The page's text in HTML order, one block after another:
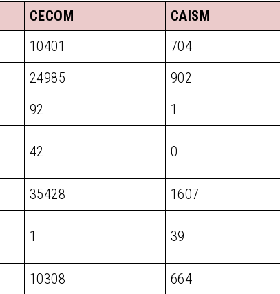
CECOM CAISM
10401 704
24985 902
92 1
42 0
35428 1607
1 39
10308 664